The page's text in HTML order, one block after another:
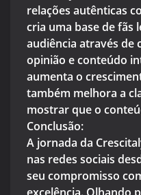
relações autênticas
cria uma base de fãs
audiência através de
opinião e conteúdo
aumenta o
também melhora a
mostrar que o
Conclusão:
A jornada da
nas redes sociais
seu compromisso